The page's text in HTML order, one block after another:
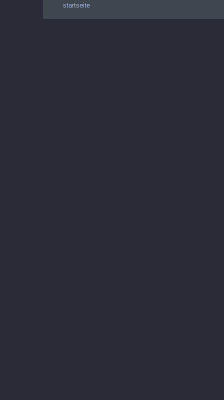
startseite